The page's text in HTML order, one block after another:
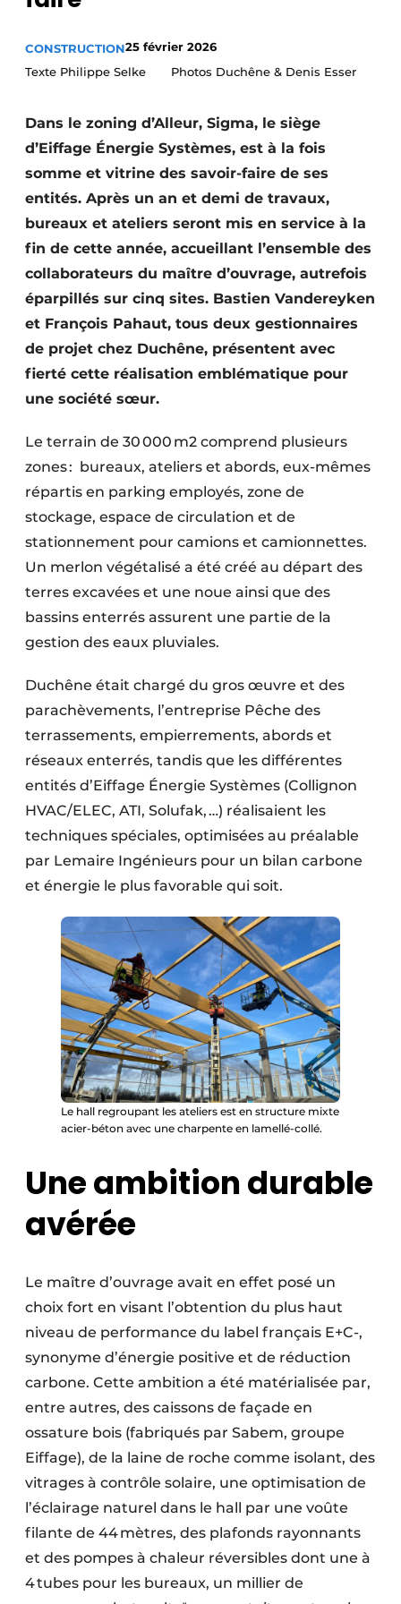
Video’s
Construction bois
Contrôle d’accès
Éclairage
Fondations
Façades
Géotextiles
Infrastructures souterraines et égouttage
Rénovation
Sécurité incendie
Software
Techniques ferroviaires
Travaux ferroviaires
CONSTRUCTION25 février 2026
Texte Philippe Selke Photos Duchêne & Denis Esser
Dans le zoning d’Alleur, Sigma, le siège
d’Eiffage Énergie Systèmes, est à la fois
somme et vitrine des savoir-faire de ses
entités. Après un an et demi de travaux,
bureaux et ateliers seront mis en service à la
fin de cette année, accueillant l’ensemble des
collaborateurs du maître d’ouvrage, autrefois
éparpillés sur cinq sites. Bastien Vandereyken
et François Pahaut, tous deux gestionnaires
de projet chez Duchêne, présentent avec
fierté cette réalisation emblématique pour
une société sœur.
Le terrain de 30 000 m2 comprend plusieurs
zones : bureaux, ateliers et abords, eux-mêmes
répartis en parking employés, zone de
stockage, espace de circulation et de
stationnement pour camions et camionnettes.
Un merlon végétalisé a été créé au départ des
terres excavées et une noue ainsi que des
bassins enterrés assurent une partie de la
gestion des eaux pluviales.
Duchêne était chargé du gros œuvre et des
parachèvements, l’entreprise Pêche des
terrassements, empierrements, abords et
réseaux enterrés, tandis que les différentes
entités d’Eiffage Énergie Systèmes (Collignon
HVAC/ELEC, ATI, Solufak, …) réalisaient les
techniques spéciales, optimisées au préalable
par Lemaire Ingénieurs pour un bilan carbone
et énergie le plus favorable qui soit.
Le hall regroupant les ateliers est en structure mixte
acier-béton avec une charpente en lamellé-collé.
Une ambition durable
avérée
Le maître d’ouvrage avait en effet posé un
choix fort en visant l’obtention du plus haut
niveau de performance du label français E+C-,
synonyme d’énergie positive et de réduction
carbone. Cette ambition a été matérialisée par,
entre autres, des caissons de façade en
ossature bois (fabriqués par Sabem, groupe
Eiffage), de la laine de roche comme isolant, des
vitrages à contrôle solaire, une optimisation de
l’éclairage naturel dans le hall par une voûte
filante de 44 mètres, des plafonds rayonnants
et des pompes à chaleur réversibles dont une à
4 tubes pour les bureaux, un millier de